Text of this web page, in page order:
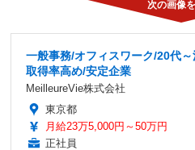
一般事務/オフィスワーク/20代
取得率高め/安定企業
MeilleureVie株式会社
東京都
月給23万5,000円～50万円
正社員